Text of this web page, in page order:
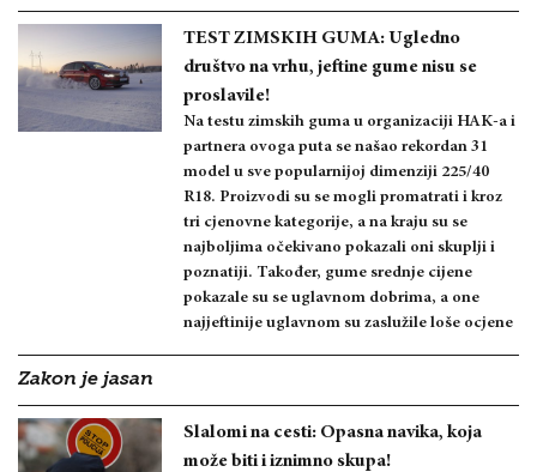
TEST ZIMSKIH GUMA: Ugledno
društvo na vrhu, jeftine gume nisu se
proslavile!
Na testu zimskih guma u organizaciji HAK-a i
partnera ovoga puta se našao rekordan 31
model u sve popularnijoj dimenziji 225/40
R18. Proizvodi su se mogli promatrati i kroz
tri cjenovne kategorije, a na kraju su se
najboljima očekivano pokazali oni skuplji i
poznatiji. Također, gume srednje cijene
pokazale su se uglavnom dobrima, a one
najjeftinije uglavnom su zaslužile loše ocjene
Zakon je jasan
Slalomi na cesti: Opasna navika, koja
može biti i iznimno skupa!